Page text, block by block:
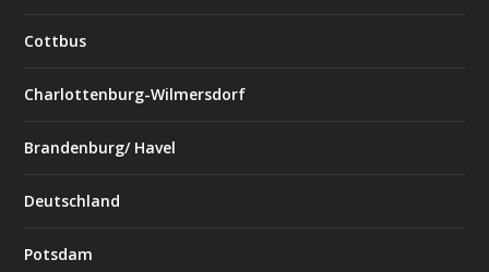
Cottbus
Charlottenburg-Wilmersdorf
Brandenburg/ Havel
Deutschland
Potsdam